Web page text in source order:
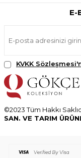
E-
KVKK
©2023 Tüm Hakkı
SAN. VE TARIM